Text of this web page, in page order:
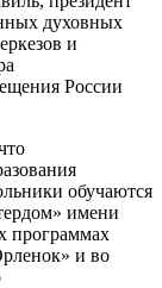
духовных
и
России
обучаются
имени
программах
и во